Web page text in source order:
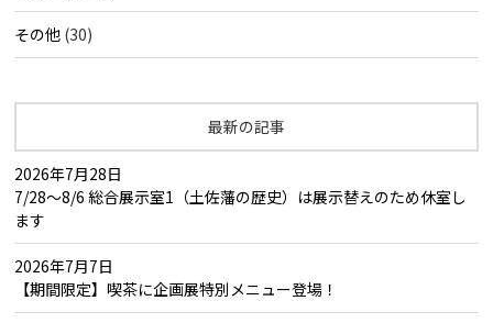
その他 (30)
最新の記事
2026年7月28日
7/28～8/6 総合展示室1（土佐藩の歴史）は展示替えのため休室し
ます
2026年7月7日
【期間限定】喫茶に企画展特別メニュー登場！